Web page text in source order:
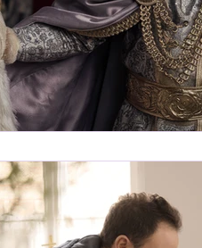
Organização Familiar
Bem-Estar Familiar
Maternidade Real